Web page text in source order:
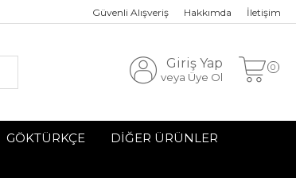
Güvenli Alışveriş Hakkımda İletişim
Giriş Yap
veya Üye Ol
0
GÖKTÜRKÇE DİĞER ÜRÜNLER